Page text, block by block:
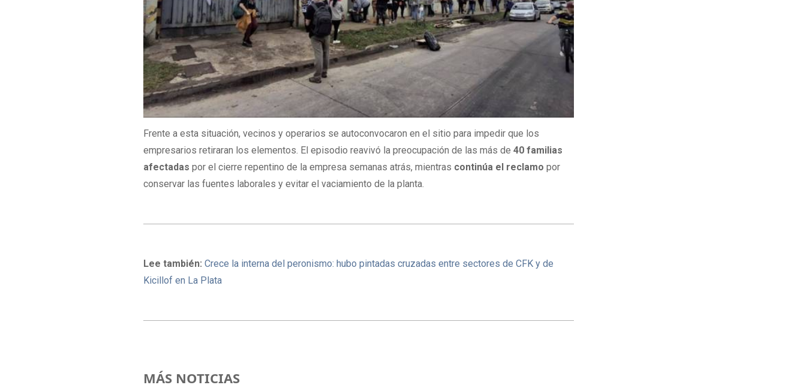
Frente a esta situación, vecinos y operarios se autoconvocaron en el sitio para impedir que los
empresarios retiraran los elementos. El episodio reavivó la preocupación de las más de40 familias
afectadas por el cierre repentino de la empresa semanas atrás, mientras continúa el reclamo por
conservar las fuentes laborales y evitar el vaciamiento de la planta.
Lee también: Crece la interna del peronismo: hubo pintadas cruzadas entre sectores de CFK y de
Kicillof en La Plata
MÁS NOTICIAS